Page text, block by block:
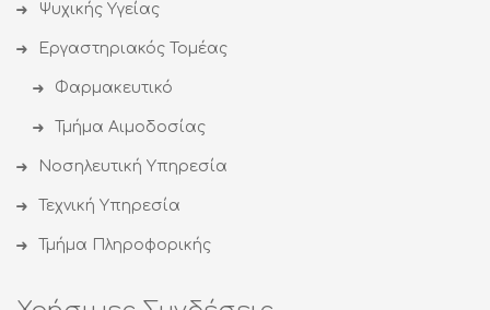
Ψυχικής Υγείας
Εργαστηριακός Τομέας
Φαρμακευτικό
Τμήμα Αιμοδοσίας
Νοσηλευτική Υπηρεσία
Τεχνική Υπηρεσία
Τμήμα Πληροφορικής